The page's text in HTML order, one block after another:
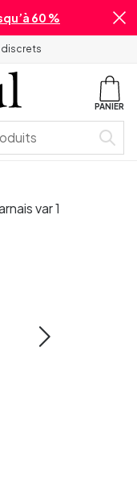
60 %
discrets
PANIER